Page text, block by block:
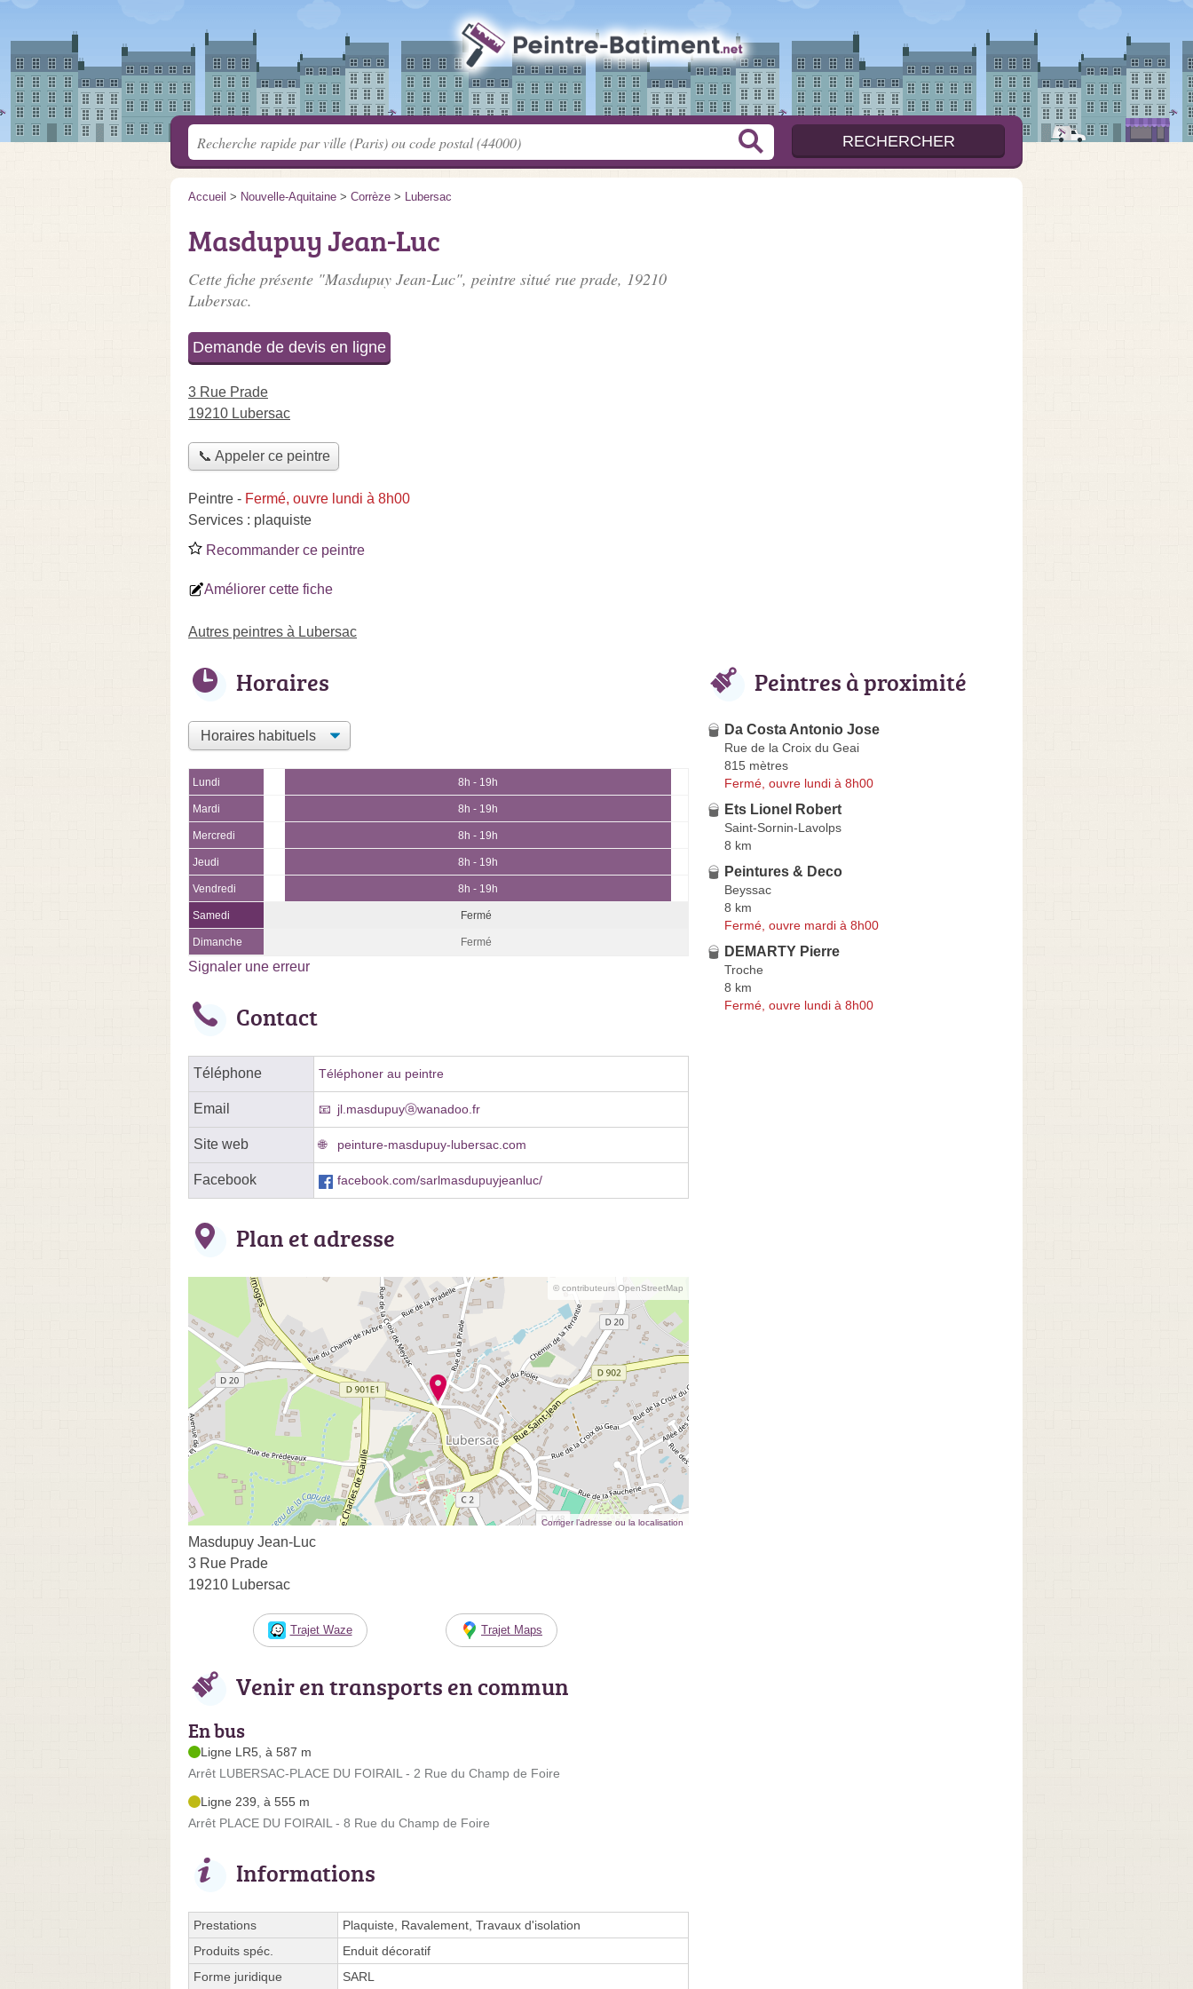
Accueil > Nouvelle-Aquitaine > Corrèze > Lubersac
Masdupuy Jean-Luc
Cette fiche présente "Masdupuy Jean-Luc", peintre situé rue prade, 19210
Lubersac.
Demande de devis en ligne
3 Rue Prade
19210 Lubersac
📞 Appeler ce peintre
Peintre - Fermé, ouvre lundi à 8h00
Services : plaquiste
Recommander ce peintre
Améliorer cette fiche
Autres peintres à Lubersac
Horaires
Lundi 8h - 19h
Mardi 8h - 19h
Mercredi 8h - 19h
Jeudi 8h - 19h
Vendredi 8h - 19h
Samedi Fermé
Dimanche Fermé
Signaler une erreur
Contact
Téléphone Téléphoner au peintre
Email jl.masdupuyⓐwanadoo.fr
Site web peinture-masdupuy-lubersac.com
Facebook facebook.com/sarlmasdupuyjeanluc/
Plan et adresse
© contributeurs OpenStreetMap
Corriger l’adresse ou la localisation
Masdupuy Jean-Luc
3 Rue Prade
19210 Lubersac
Trajet Waze Trajet Maps
Venir en transports en commun
En bus
Ligne LR5, à 587 m
Arrêt LUBERSAC-PLACE DU FOIRAIL - 2 Rue du Champ de Foire
Ligne 239, à 555 m
Arrêt PLACE DU FOIRAIL - 8 Rue du Champ de Foire
Informations
Prestations
Plaquiste, Ravalement, Travaux d'isolation
Produits spéc.
Enduit décoratif
Forme juridique
SARL
Peintres à proximité
Da Costa Antonio Jose
Rue de la Croix du Geai
815 mètres
Fermé, ouvre lundi à 8h00
Ets Lionel Robert
Saint-Sornin-Lavolps
8 km
Peintures & Deco
Beyssac
8 km
Fermé, ouvre mardi à 8h00
DEMARTY Pierre
Troche
8 km
Fermé, ouvre lundi à 8h00